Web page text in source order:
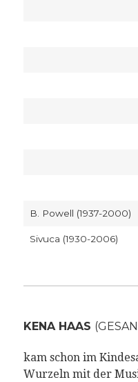
B. Powell (1937-2000)
Sivuca (1930-2006)
KENA HAAS
kam schon im
Wurzeln mit der